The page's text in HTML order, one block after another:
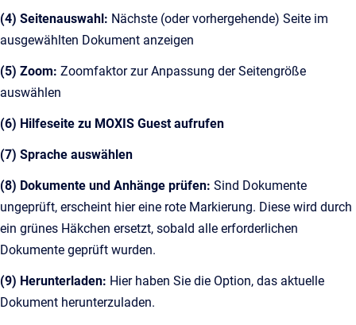
(4) Seitenauswahl: Nächste (oder vorhergehende) Seite im
ausgewählten Dokument anzeigen
(5) Zoom: Zoomfaktor zur Anpassung der Seitengröße
auswählen
(6) Hilfeseite zu MOXIS Guest aufrufen
(7) Sprache auswählen
(8) Dokumente und Anhänge prüfen: Sind Dokumente
ungeprüft, erscheint hier eine rote Markierung. Diese wird durch
ein grünes Häkchen ersetzt, sobald alle erforderlichen
Dokumente geprüft wurden.
(9) Herunterladen: Hier haben Sie die Option, das aktuelle
Dokument herunterzuladen.